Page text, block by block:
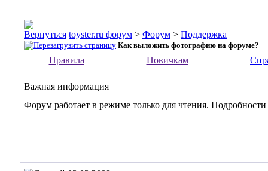
toyster.ru форум > Форум > Поддержка
Как выложить фотографию на форуме?
Правила Новичкам
Важная информация
Форум работает в режиме только для чтения.